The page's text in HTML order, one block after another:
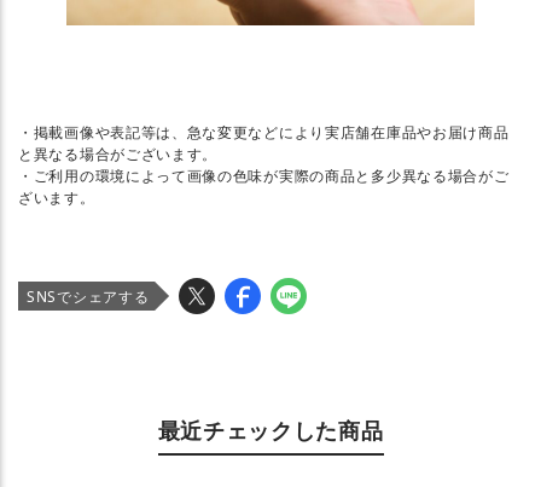
・掲載画像や表記等は、急な変更などにより実店舗在庫品やお届け商品
と異なる場合がございます。
・ご利用の環境によって画像の色味が実際の商品と多少異なる場合がご
ざいます。
SNSでシェアする
最近チェックした商品